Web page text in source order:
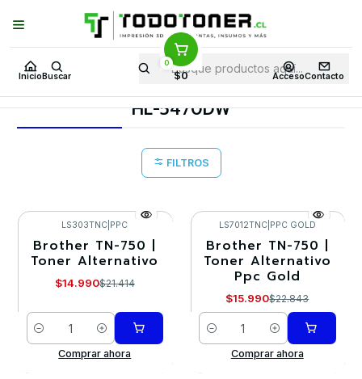
Inicio Buscar
0
$0 AccesoContacto
Puedes Elegir: Comprar enTienda· Despachoa Todo Chile · Retiro en
Tienda en24 Horas
Inicio Toner y tambor Toner Alternativo BROTHER
Equipos BROTHER
HL-5470DW
FILTROS
-30%
LS303TNC PPC
Brother TN-750 |
Toner Alternativo
$14.990$21.414
Cantidad
Comprar ahora
-30%
LS7012TNC| PPC GOLD
Brother TN-750 |
Toner Alternativo
Ppc Gold
$15.990$22.843
Cantidad
Comprar ahora